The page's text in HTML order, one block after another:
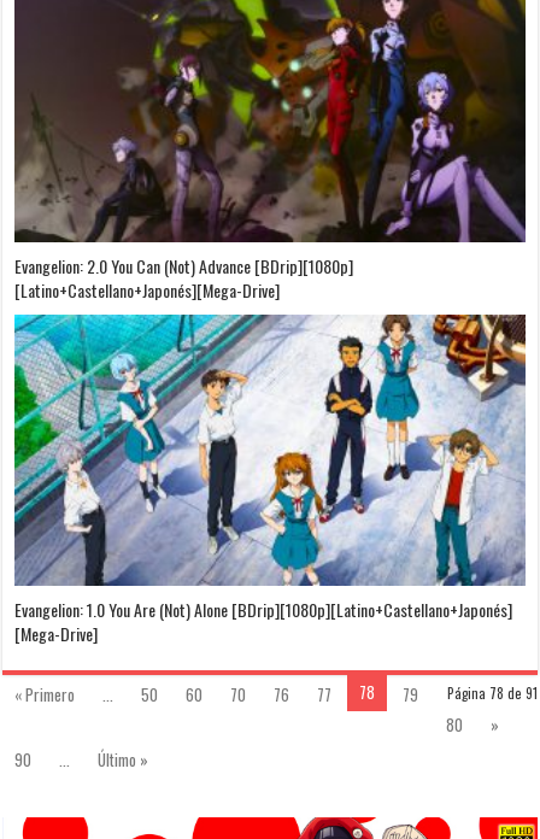
Evangelion: 2.0 You Can (Not) Advance [BDrip][1080p]
[Latino+Castellano+Japonés][Mega-Drive]
Evangelion: 1.0 You Are (Not) Alone [BDrip][1080p][Latino+Castellano+Japonés]
[Mega-Drive]
Página 78 de 91
« Primero 50 60 70 76 77 78
79
80
»
90
Último »